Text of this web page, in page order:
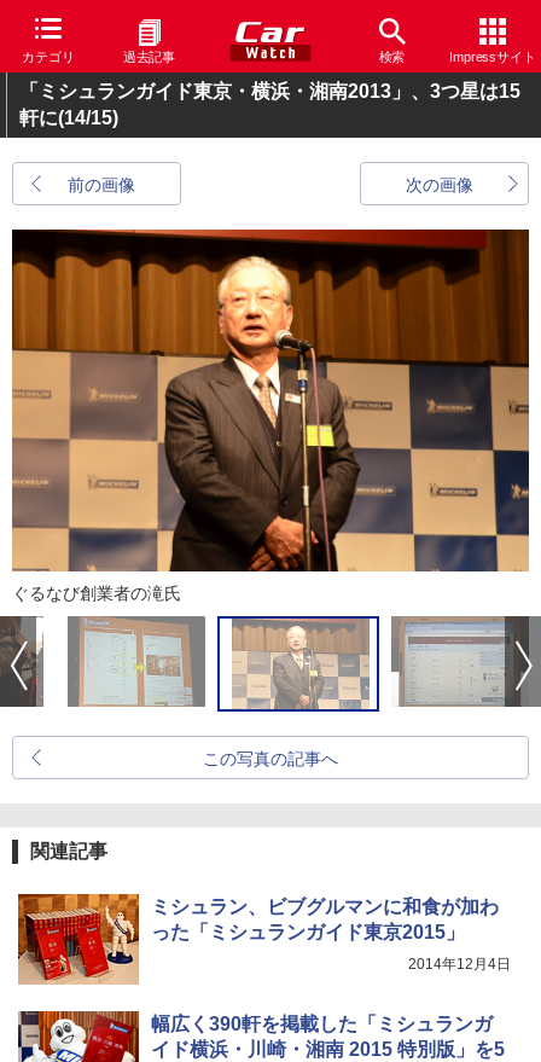
カテゴリ 過去記事 検索 Impressサイト
「ミシュランガイド東京・横浜・湘南2013」、3つ星は15
軒に(14/15)
前の画像 次の画像
ぐるなび創業者の滝氏
この写真の記事へ
関連記事
ミシュラン、ビブグルマンに和食が加わ
った「ミシュランガイド東京2015」
2014年12月4日
幅広く390軒を掲載した「ミシュランガ
イド横浜・川崎・湘南 2015 特別版」を5